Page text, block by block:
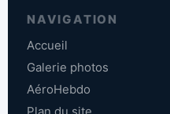
NAVIGATION
Accueil
Galerie photos
AéroHebdo
Plan du site